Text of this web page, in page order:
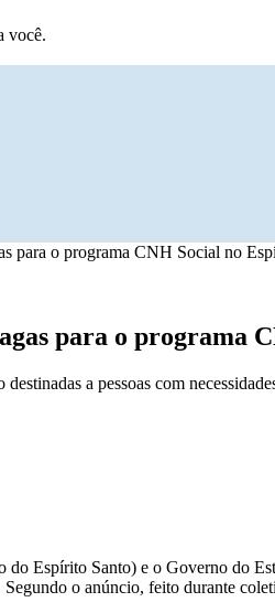
você.
para o programa CNH Social no
para o programa
a pessoas com
Espírito Santo) e o Governo do
o anúncio, feito durante